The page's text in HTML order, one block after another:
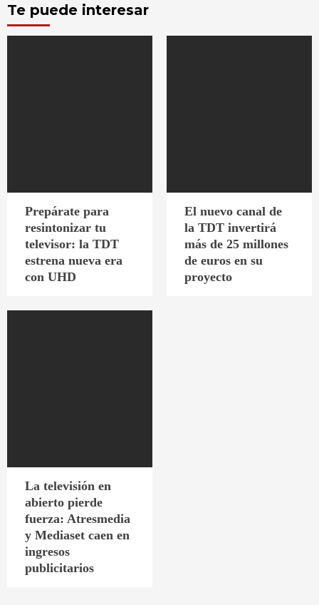
Te puede interesar
Prepárate para
resintonizar tu
televisor: la TDT
estrena nueva era
con UHD
El nuevo canal de
la TDT invertirá
más de 25 millones
de euros en su
proyecto
La televisión en
abierto pierde
fuerza: Atresmedia
y Mediaset caen en
ingresos
publicitarios